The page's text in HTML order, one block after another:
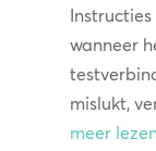
Instructies
wanneer
mislukt,
meer